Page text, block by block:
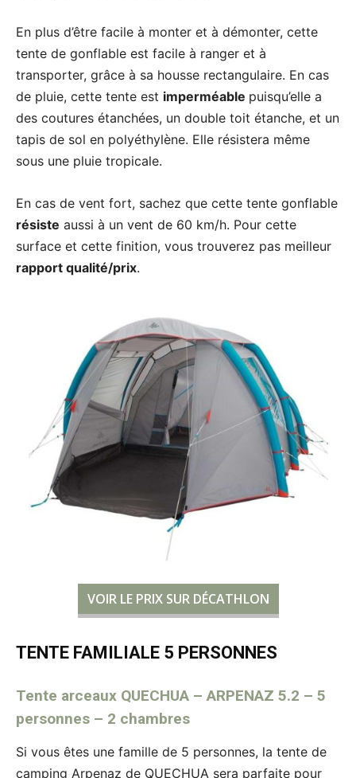
En plus d’être facile à monter et à démonter, cette
tente de gonflable est facile à ranger et à
transporter, grâce à sa housse rectangulaire. En cas
de pluie, cette tente est imperméable puisqu’elle a
des coutures étanchées, un double toit étanche, et un
tapis de sol en polyéthylène. Elle résistera même
sous une pluie tropicale.
En cas de vent fort, sachez que cette tente gonflable
résiste aussi à un vent de 60 km/h. Pour cette
surface et cette finition, vous trouverez pas meilleur
rapport qualité/prix.
VOIR LE PRIX SUR DÉCATHLON
TENTE FAMILIALE 5 PERSONNES
Tente arceaux QUECHUA – ARPENAZ 5.2 – 5
personnes – 2 chambres
Si vous êtes une famille de 5 personnes, la tente de
camping Arpenaz de QUECHUA sera parfaite pour